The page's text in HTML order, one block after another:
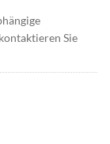
Sie